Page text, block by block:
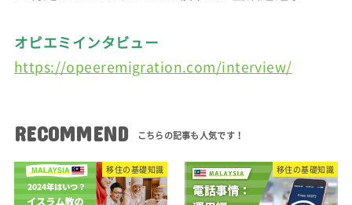
オピエミインタビュー
https://opeeremigration.com/interview/
RECOMMEND
移住の基礎知識 移住の基礎知識